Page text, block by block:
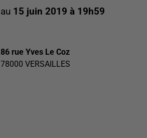
au 15 juin 2019 à 19h59
86 rue Yves Le Coz
78000 VERSAILLES